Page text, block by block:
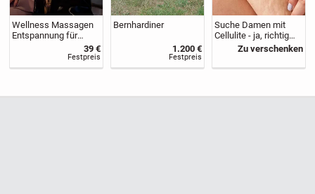
Wellness Massagen
Entspannung für
Körper, Geist &Seele39 €
Festpreis
Bernhardiner
1.200 €
Festpreis
Suche Damen mit
Cellulite - ja, richtig
gelesen!Zu verschenken